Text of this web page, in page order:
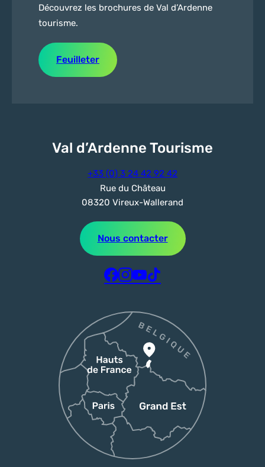
Découvrez les brochures de Val d’Ardenne
tourisme.
Feuilleter
Val d’Ardenne Tourisme
+33 (0) 3 24 42 92 42
Rue du Château
08320 Vireux-Wallerand
Nous contacter
Suivez-nous sur Facebook
Suivez-nous sur Instagram
Suivez-nous sur Youtube
Suivez-nous sur Tiktok